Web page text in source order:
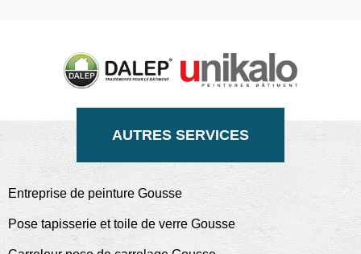
AUTRES SERVICES
Entreprise de peinture Gousse
Pose tapisserie et toile de verre Gousse